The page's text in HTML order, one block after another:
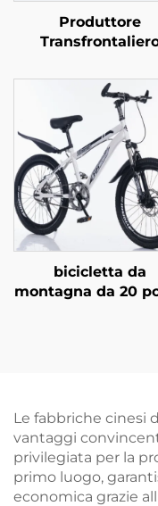
Produttore
Fuoristrada
da Montagna per
Studenti
Velocità Variabile
Forcella in
Freno a Disco
Pedali Normali
bicicletta da
montagna da 20
bambini
Le fabbriche cinesi
vantaggi
privilegiata per la
primo luogo,
economica grazie